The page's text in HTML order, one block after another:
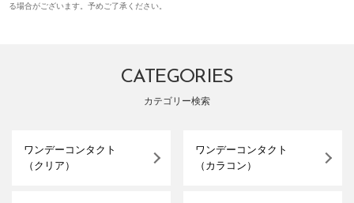
る場合がございます。予めご了承ください。
CATEGORIES
カテゴリー検索
ワンデーコンタクト
（クリア）
ワンデーコンタクト
（カラコン）